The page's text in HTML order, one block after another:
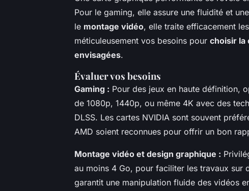
Pour le gaming, elle assure une fluidité et
le montage vidéo, elle traite efficacement
méticuleusement vos besoins pour choisir la
envisagées.
Évaluer vos besoins
Gaming : Pour des jeux en haute définition,
de 1080p, 1440p, ou même 4K avec des
DLSS. Les cartes NVIDIA sont souvent
AMD soient reconnues pour offrir un bon
Montage vidéo et design graphique :
au moins 4 Go, pour faciliter les travaux sur
garantit une manipulation fluide des vidéos